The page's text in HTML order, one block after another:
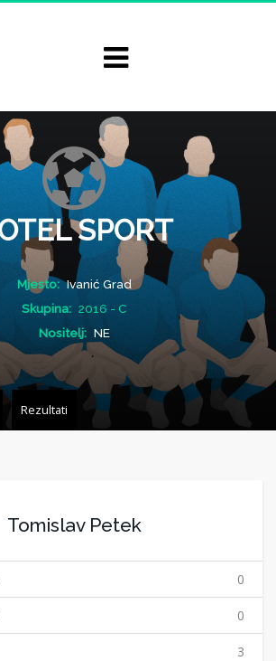
SPORT
Mjesto: Ivanić Grad
Skupina: 2016 - C
Nositelj: NE
Rezultati
Tomislav Petek
0
0
3